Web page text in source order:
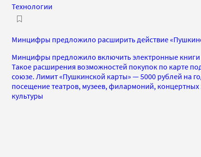
Технологии
Минцифры предложило расширить действие
Минцифры предложило включить электронные книги
Такое расширения возможностей покупок по карте
союзе. Лимит «Пушкинской карты» — 5000 рублей на
посещение театров, музеев, филармоний,
культуры